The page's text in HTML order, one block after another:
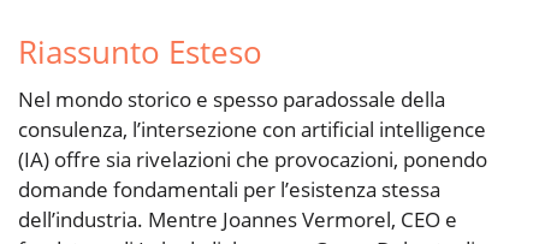
Riassunto Esteso
Nel mondo storico e spesso paradossale della
consulenza, l’intersezione con artificial intelligence
(IA) offre sia rivelazioni che provocazioni, ponendo
domande fondamentali per l’esistenza stessa
dell’industria. Mentre Joannes Vermorel, CEO e